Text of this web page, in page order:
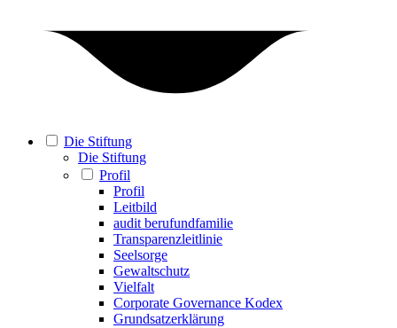
Die Stiftung
Die Stiftung
Profil
Profil
Leitbild
audit berufundfamilie
Transparenzleitlinie
Seelsorge
Gewaltschutz
Vielfalt
Corporate Governance Kodex
Grundsatzerklärung